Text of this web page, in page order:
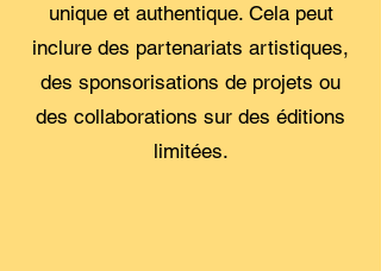
unique et authentique. Cela peut
inclure des partenariats artistiques,
des sponsorisations de projets ou
des collaborations sur des éditions
limitées.